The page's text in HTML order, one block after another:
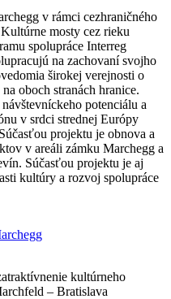
v rámci cezhraničného
mosty cez rieku
spolupráce Interreg
na zachovaní svojho
širokej verejnosti o
oboch stranách hranice.
potenciálu a
v srdci strednej Európy
projektu je obnova a
v areáli zámku Marchegg a
Súčasťou projektu je aj
kultúry a rozvoj spolupráce
kultúrneho
– Bratislava